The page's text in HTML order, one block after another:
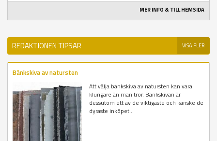
MER INFO & TILL HEMSIDA
REDAKTIONEN TIPSAR VISA FLER
Bänkskiva av natursten
Att välja bänkskiva av natursten kan vara
klurigare än man tror. Bänkskivan är
dessutom ett av de viktigaste och kanske de
dyraste inköpet...